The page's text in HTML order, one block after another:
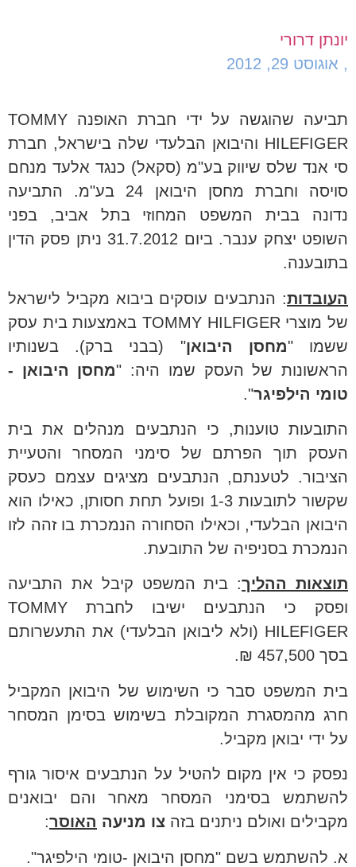
יונתן דרורי
, אוגוסט 29, 2012
תביעה שהוגשה על ידי חברת האופנה TOMMY
HILEFIGER והיבואן הבלעדי שלה בישראל, חברת
סי אנד שלס שיווק בע"מ (סקאל) כנגד אלעד מנחם
סויסה וחברת מחסן היבואן 24 בע"מ. התביעה
נדונה בבית המשפט המחוזי בתל אביב, בפני
השופט יצחק ענבר. ביום 31.7.2012 ניתן פסק הדין
בתובענה.
העובדות: הנתבעים עוסקים ביבוא מקביל לישראל
של מוצרי TOMMY HILFIGER באמצעות בית עסק
ששמו "מחסן היבואן" (בבני ברק). בשנותיו
הראשונות של העסק שמו היה: "מחסן היבואן -
טומי הילפיגר".
התובעות טוענות, כי הנתבעים מנהלים את בית
העסק תוך הפרתם של סימני המסחר והטעיית
הציבור. לטענתם, הנתבעים מציגים עצמם כעסק
שקשור לתובעות 1-3 ופועל תחת חסותן, כאילו הוא
היבואן הבלעדי, וכאילו הסחורה הנמכרת בו זהה לזו
הנמכרת בסניפיה של התובעת.
תוצאות ההליך: בית המשפט קיבל את התביעה
ופסק כי הנתבעים ישיבו לחברת TOMMY
HILEFIGER (ולא ליבואן הבלעדי) את התעשרותם
בסך 457,500 ₪.
בית המשפט סבר כי השימוש של היבואן המקביל
חרג מהמסגרת המקובלת בשימוש בסימן המסחר
על ידי יבואן מקביל.
נפסק כי אין מקום להטיל על הנתבעים איסור גורף
להשתמש בסימני המסחר מאחר והם יבואנים
מקבילים ואולם ניתנים בזה צו מניעה האוסר:
א. להשתמש בשם "מחסן היבואן -טומי הילפיגר".